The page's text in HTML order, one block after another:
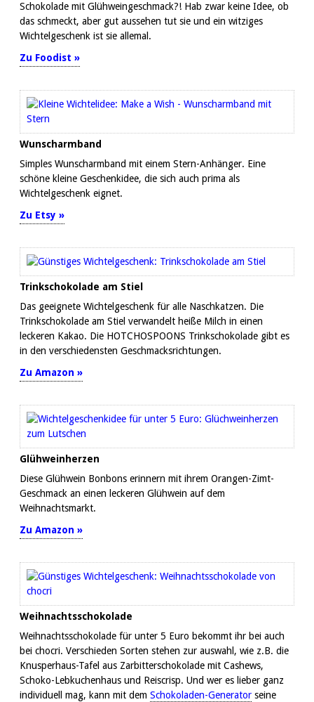
Schokolade mit Glühweingeschmack?! Hab zwar keine Idee, ob
das schmeckt, aber gut aussehen tut sie und ein witziges
Wichtelgeschenk ist sie allemal.
Zu Foodist »
Wunscharmband
Simples Wunscharmband mit einem Stern-Anhänger. Eine
schöne kleine Geschenkidee, die sich auch prima als
Wichtelgeschenk eignet.
Zu Etsy »
Trinkschokolade am Stiel
Das geeignete Wichtelgeschenk für alle Naschkatzen. Die
Trinkschokolade am Stiel verwandelt heiße Milch in einen
leckeren Kakao. Die HOTCHOSPOONS Trinkschokolade gibt es
in den verschiedensten Geschmacksrichtungen.
Zu Amazon »
Glühweinherzen
Diese Glühwein Bonbons erinnern mit ihrem Orangen-Zimt-
Geschmack an einen leckeren Glühwein auf dem
Weihnachtsmarkt.
Zu Amazon »
Weihnachtsschokolade
Weihnachtsschokolade für unter 5 Euro bekommt ihr bei auch
bei chocri. Verschieden Sorten stehen zur auswahl, wie z.B. die
Knusperhaus-Tafel aus Zarbitterschokolade mit Cashews,
Schoko-Lebkuchenhaus und Reiscrisp. Und wer es lieber ganz
individuell mag, kann mit dem Schokoladen-Generator seine